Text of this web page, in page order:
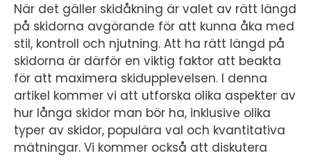
När det gäller skidåkning är valet av rätt längd
på skidorna avgörande för att kunna åka med
stil, kontroll och njutning. Att ha rätt längd på
skidorna är därför en viktig faktor att beakta
för att maximera skidupplevelsen. I denna
artikel kommer vi att utforska olika aspekter av
hur långa skidor man bör ha, inklusive olika
typer av skidor, populära val och kvantitativa
mätningar. Vi kommer också att diskutera